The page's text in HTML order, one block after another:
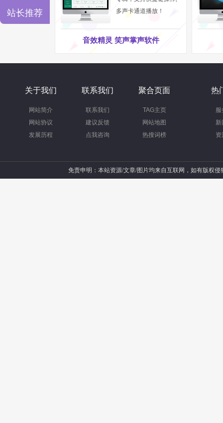
这就是为何在过去的一段时间，虽然手机直播解决
了手机直播平台解决方案。作为目前国内少数可以
城，在丰厚资源的支撑下进行了多次的测试，从而
在500多个品牌授权和现货的基础之上，最优搭配
是把手机直播的灵活和多元化优势尽收囊中。想不
站长推荐
多声卡通道播放！
音效精灵 笑声掌声软件
关于我们
网站简介
网站协议
发展历程
联系我们
联系我们
建议反馈
点我咨询
聚合页面
TAG主页
网站地图
热搜词榜
热
服
新
资
免责申明：本站资源/文章/图片均来自互联网，如有版权